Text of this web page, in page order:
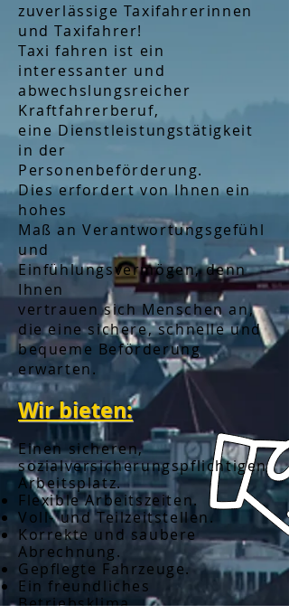
zuverlässige Taxifahrerinnen
und Taxifahrer!
Taxi fahren ist ein
interessanter und
abwechslungsreicher
Kraftfahrerberuf,
eine Dienstleistungstätigkeit
in der
Personenbeförderung.
Dies erfordert von Ihnen ein
hohes
Maß an Verantwortungsgefühl
und
Einfühlungsvermögen, denn
Ihnen
vertrauen sich Menschen an,
die eine sichere, schnelle und
bequeme Beförderung
erwarten.
Wir bieten:
Einen sicheren,
sozialversicherungspflichtigen
Arbeitsplatz.
Flexible Arbeitszeiten.
Voll- und Teilzeitstellen.
Korrekte und saubere
Abrechnung.
Gepflegte Fahrzeuge.
Ein freundliches
Betriebsklima.